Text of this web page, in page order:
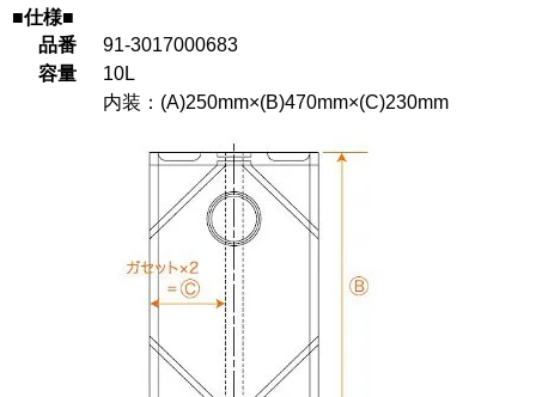
■仕様■
品番
91-3017000683
容量
10L
内装：(A)250mm×(B)470mm×(C)230mm